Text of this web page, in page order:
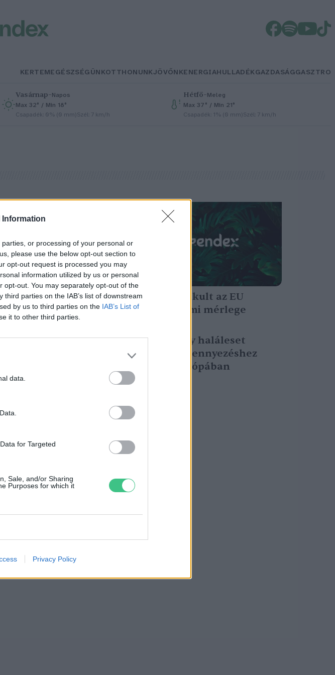
Information
or processing of your personal or
please use the below opt-out section to
opt-out request is processed you may
information utilized by us or personal
opt-out. You may separately opt-out of the
parties on the IAB’s list of downstream
by us to third parties on the IAB’s List of
it to other third parties.
data.
for Targeted
Sale, and/or Sharing
Purposes for which it
Privacy Policy
KERTEMEGÉSZSÉGÜNKOTTHONUNKJÖVŐNKENERGIAHULLADÉKGAZDASÁGGASZTRO
Vasárnap–Napos
Max 32° / Min 18°
Csapadék: 0% (0 mm)Szél: 7 km/h
Hétfő–Meleg
Max 37° / Min 21°
Csapadék: 1% (0 mm)Szél: 7 km/h
2020: így alakult az EU
klímavédelmi mérlege
Nyolcból egy haláleset
környezetszennyezéshez
köthető Európában
Greendex szemle